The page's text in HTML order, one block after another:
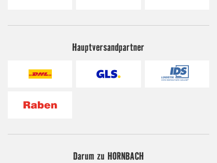
Hauptversandpartner
Darum zu HORNBACH